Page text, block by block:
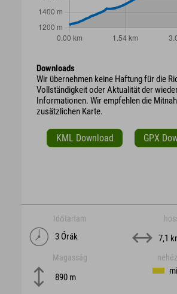
Downloads
Wir übernehmen keine Haftung für die
Vollständigkeit oder Aktualität der
Informationen. Wir empfehlen die
zusätzlichen Karte.
KML Download GPX
Időtartam
3 Órák 7,1
Magasság
890 m